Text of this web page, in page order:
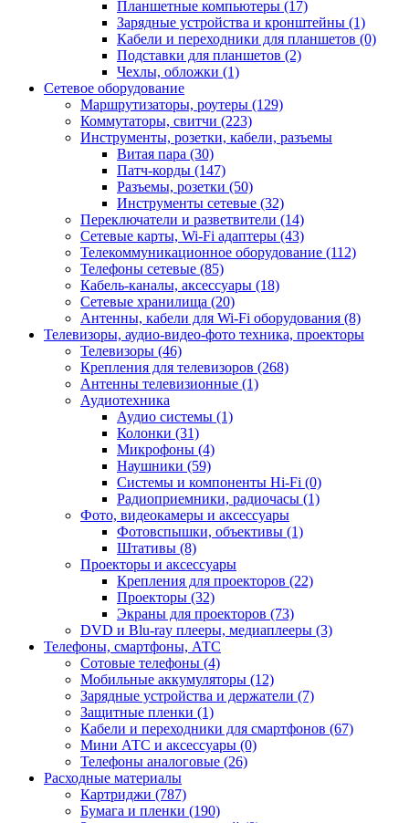
Планшетные компьютеры (17)
Зарядные устройства и кронштейны (1)
Кабели и переходники для планшетов (0)
Подставки для планшетов (2)
Чехлы, обложки (1)
Сетевое оборудование
Маршрутизаторы, роутеры (129)
Коммутаторы, свитчи (223)
Инструменты, розетки, кабели, разъемы
Витая пара (30)
Патч-корды (147)
Разъемы, розетки (50)
Инструменты сетевые (32)
Переключатели и разветвители (14)
Сетевые карты, Wi-Fi адаптеры (43)
Телекоммуникационное оборудование (112)
Телефоны сетевые (85)
Кабель-каналы, аксессуары (18)
Сетевые хранилища (20)
Антенны, кабели для Wi-Fi оборудования (8)
Телевизоры, аудио-видео-фото техника, проекторы
Телевизоры (46)
Крепления для телевизоров (268)
Антенны телевизионные (1)
Аудиотехника
Аудио системы (1)
Колонки (31)
Микрофоны (4)
Наушники (59)
Системы и компоненты Hi-Fi (0)
Радиоприемники, радиочасы (1)
Фото, видеокамеры и аксессуары
Фотовспышки, объективы (1)
Штативы (8)
Проекторы и аксессуары
Крепления для проекторов (22)
Проекторы (32)
Экраны для проекторов (73)
DVD и Blu-ray плееры, медиаплееры (3)
Телефоны, смартфоны, АТС
Сотовые телефоны (4)
Мобильные аккумуляторы (12)
Зарядные устройства и держатели (7)
Защитные пленки (1)
Кабели и переходники для смартфонов (67)
Мини АТС и аксессуары (0)
Телефоны аналоговые (26)
Расходные материалы
Картриджи (787)
Бумага и пленки (190)